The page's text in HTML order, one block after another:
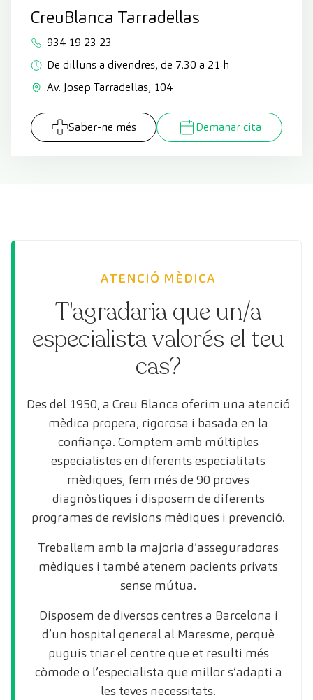
CreuBlanca Tarradellas
934 19 23 23
De dilluns a divendres, de 7.30 a 21 h
Av. Josep Tarradellas, 104
Saber-ne més Demanar cita
ATENCIÓ MÈDICA
T'agradaria que un/a
especialista valorés el teu
cas?
Des del 1950, a Creu Blanca oferim una atenció
mèdica propera, rigorosa i basada en la
confiança. Comptem amb múltiples
especialistes en diferents especialitats
mèdiques, fem més de 90 proves
diagnòstiques i disposem de diferents
programes de revisions mèdiques i prevenció.
Treballem amb la majoria d’asseguradores
mèdiques i també atenem pacients privats
sense mútua.
Disposem de diversos centres a Barcelona i
d’un hospital general al Maresme, perquè
puguis triar el centre que et resulti més
còmode o l’especialista que millor s’adapti a
les teves necessitats.